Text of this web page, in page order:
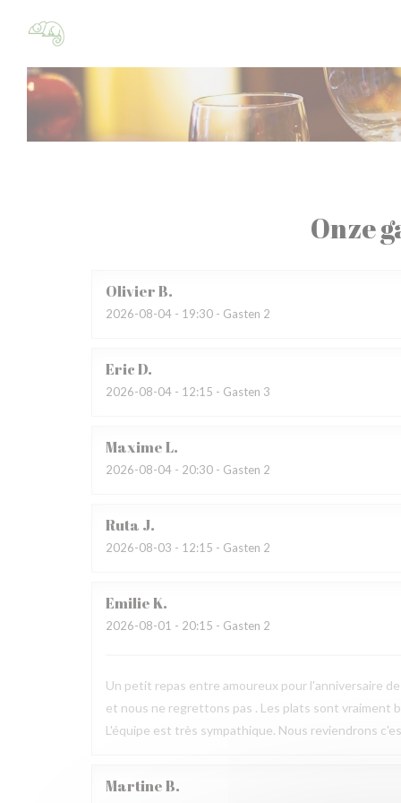
Onze
OlivierB
2026-08-04 - 19:30 - Gasten 2
EricD
2026-08-04 - 12:15 - Gasten 3
MaximeL
2026-08-04 - 20:30 - Gasten 2
Ruta J
2026-08-03 - 12:15 - Gasten 2
EmilieK
2026-08-01 - 20:15 - Gasten 2
Un petit repas entre amoureux pour l'anniversaire
et nous ne regrettons pas . Les plats sont vraiment
L'équipe est très sympathique. Nous reviendrons
MartineB